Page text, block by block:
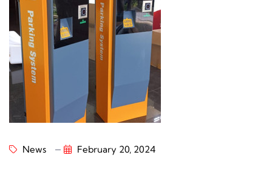
News February 20, 2024